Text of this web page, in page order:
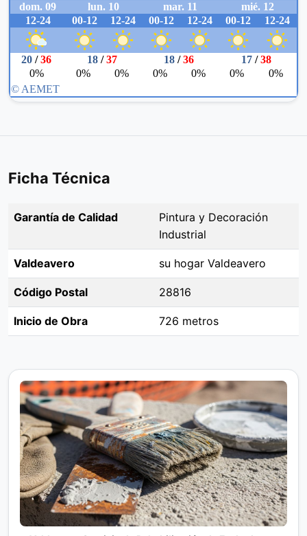
Ficha Técnica
Garantía de Calidad
Pintura y Decoración
Industrial
Valdeavero su hogar Valdeavero
Código Postal 28816
Inicio de Obra 726 metros